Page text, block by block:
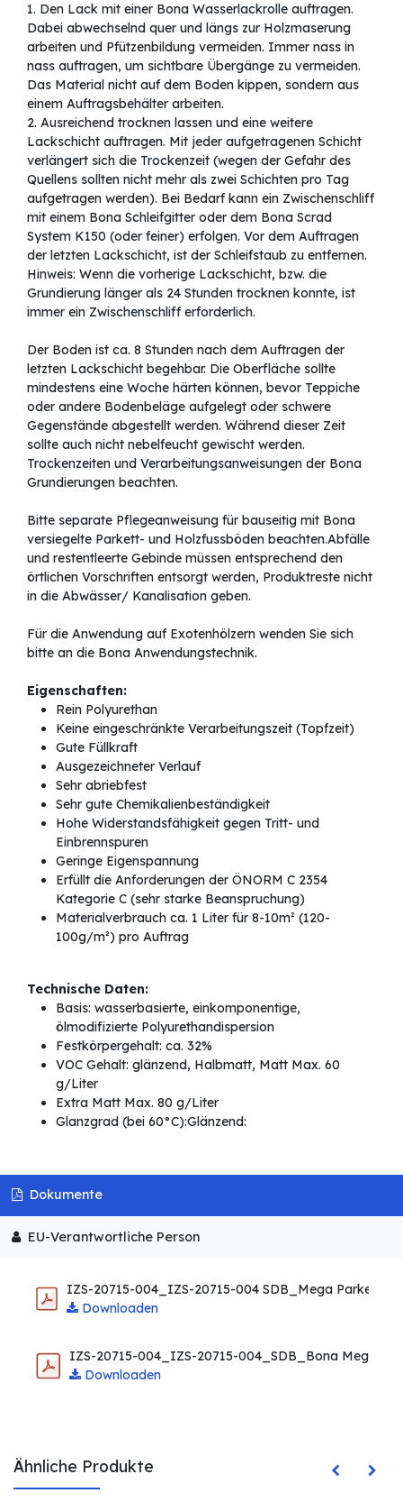
1. Den Lack mit einer Bona Wasserlackrolle auftragen.
Dabei abwechselnd quer und längs zur Holzmaserung
arbeiten und Pfützenbildung vermeiden. Immer nass in
nass auftragen, um sichtbare Übergänge zu vermeiden.
Das Material nicht auf dem Boden kippen, sondern aus
einem Auftragsbehälter arbeiten.
2. Ausreichend trocknen lassen und eine weitere
Lackschicht auftragen. Mit jeder aufgetragenen Schicht
verlängert sich die Trockenzeit (wegen der Gefahr des
Quellens sollten nicht mehr als zwei Schichten pro Tag
aufgetragen werden). Bei Bedarf kann ein Zwischenschliff
mit einem Bona Schleifgitter oder dem Bona Scrad
System K150 (oder feiner) erfolgen. Vor dem Auftragen
der letzten Lackschicht, ist der Schleifstaub zu entfernen.
Hinweis: Wenn die vorherige Lackschicht, bzw. die
Grundierung länger als 24 Stunden trocknen konnte, ist
immer ein Zwischenschliff erforderlich.
Der Boden ist ca. 8 Stunden nach dem Auftragen der
letzten Lackschicht begehbar. Die Oberfläche sollte
mindestens eine Woche härten können, bevor Teppiche
oder andere Bodenbeläge aufgelegt oder schwere
Gegenstände abgestellt werden. Während dieser Zeit
sollte auch nicht nebelfeucht gewischt werden.
Trockenzeiten und Verarbeitungsanweisungen der Bona
Grundierungen beachten.
Bitte separate Pflegeanweisung für bauseitig mit Bona
versiegelte Parkett- und Holzfussböden beachten.Abfälle
und restentleerte Gebinde müssen entsprechend den
örtlichen Vorschriften entsorgt werden, Produktreste nicht
in die Abwässer/ Kanalisation geben.
Für die Anwendung auf Exotenhölzern wenden Sie sich
bitte an die Bona Anwendungstechnik.
Eigenschaften:
Rein Polyurethan
Keine eingeschränkte Verarbeitungszeit (Topfzeit)
Gute Füllkraft
Ausgezeichneter Verlauf
Sehr abriebfest
Sehr gute Chemikalienbeständigkeit
Hohe Widerstandsfähigkeit gegen Tritt- und
Einbrennspuren
Geringe Eigenspannung
Erfüllt die Anforderungen der ÖNORM C 2354
Kategorie C (sehr starke Beanspruchung)
Materialverbrauch ca. 1 Liter für 8-10m² (120-
100g/m²) pro Auftrag
Technische Daten:
Basis: wasserbasierte, einkomponentige,
ölmodifizierte Polyurethandispersion
Festkörpergehalt: ca. 32%
VOC Gehalt: glänzend, Halbmatt, Matt Max. 60
g/Liter
Extra Matt Max. 80 g/Liter
Glanzgrad (bei 60°C):Glänzend:
Dokumente
EU-Verantwortliche Person
IZS-20715-004_IZS-20715-004 SDB_Mega
Downloaden
IZS-20715-004_IZS-20715-004_SDB_Bona Mega
Downloaden
Ähnliche Produkte